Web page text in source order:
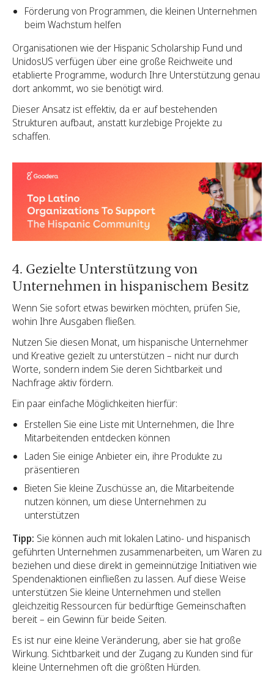
Förderung von Programmen, die kleinen Unternehmen
beim Wachstum helfen
Organisationen wie der Hispanic Scholarship Fund und
UnidosUS verfügen über eine große Reichweite und
etablierte Programme, wodurch Ihre Unterstützung genau
dort ankommt, wo sie benötigt wird.
Dieser Ansatz ist effektiv, da er auf bestehenden
Strukturen aufbaut, anstatt kurzlebige Projekte zu
schaffen.
4. Gezielte Unterstützung von
Unternehmen in hispanischem Besitz
Wenn Sie sofort etwas bewirken möchten, prüfen Sie,
wohin Ihre Ausgaben fließen.
Nutzen Sie diesen Monat, um hispanische Unternehmer
und Kreative gezielt zu unterstützen – nicht nur durch
Worte, sondern indem Sie deren Sichtbarkeit und
Nachfrage aktiv fördern.
Ein paar einfache Möglichkeiten hierfür:
Erstellen Sie eine Liste mit Unternehmen, die Ihre
Mitarbeitenden entdecken können
Laden Sie einige Anbieter ein, ihre Produkte zu
präsentieren
Bieten Sie kleine Zuschüsse an, die Mitarbeitende
nutzen können, um diese Unternehmen zu
unterstützen
Tipp: Sie können auch mit lokalen Latino- und hispanisch
geführten Unternehmen zusammenarbeiten, um Waren zu
beziehen und diese direkt in gemeinnützige Initiativen wie
Spendenaktionen einfließen zu lassen. Auf diese Weise
unterstützen Sie kleine Unternehmen und stellen
gleichzeitig Ressourcen für bedürftige Gemeinschaften
bereit – ein Gewinn für beide Seiten.
Es ist nur eine kleine Veränderung, aber sie hat große
Wirkung. Sichtbarkeit und der Zugang zu Kunden sind für
kleine Unternehmen oft die größten Hürden.